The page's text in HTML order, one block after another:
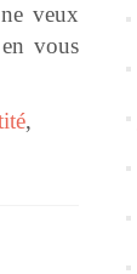
veux
vous
,